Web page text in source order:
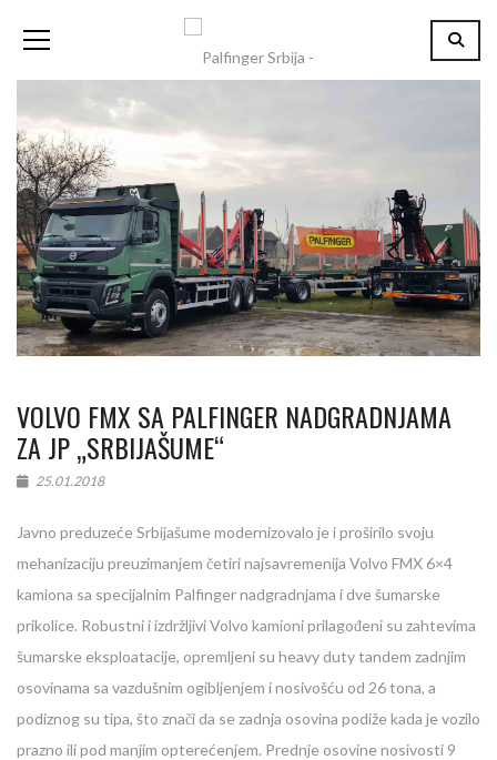
VOLVO FMX SA PALFINGER NADGRADNJAMA
ZA JP „SRBIJAŠUME“
25.01.2018
Javno preduzeće Srbijašume modernizovalo je i proširilo svoju
mehanizaciju preuzimanjem četiri najsavremenija Volvo FMX 6×4
kamiona sa specijalnim Palfinger nadgradnjama i dve šumarske
prikolice. Robustni i izdržljivi Volvo kamioni prilagođeni su zahtevima
šumarske eksploatacije, opremljeni su heavy duty tandem zadnjim
osovinama sa vazdušnim ogibljenjem i nosivošću od 26 tona, a
podiznog su tipa, što znači da se zadnja osovina podiže kada je vozilo
prazno ili pod manjim opterećenjem. Prednje osovine nosivosti 9